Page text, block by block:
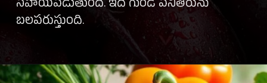
సహాయపడుతుంది. ఇది గుండె పనితీరును
బలపరుస్తుంది.